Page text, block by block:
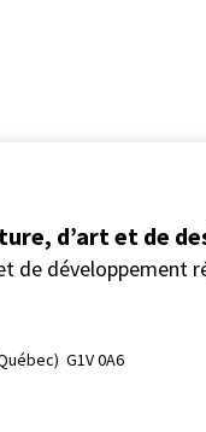
d’art et de
de développement
G1V 0A6